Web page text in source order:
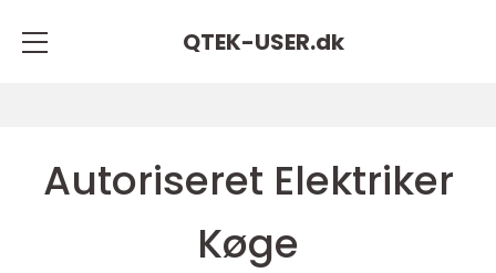
QTEK-USER.dk
Autoriseret Elektriker
Køge